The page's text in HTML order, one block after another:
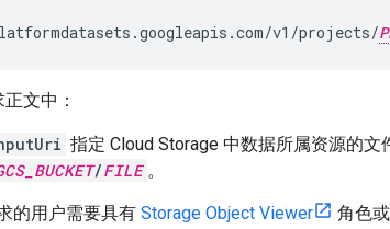
v1/projects/
文中：
指定 Cloud Storage 中数据所属资源的文
/FILE 。
的用户需要具有 Storage Object Viewer 角色